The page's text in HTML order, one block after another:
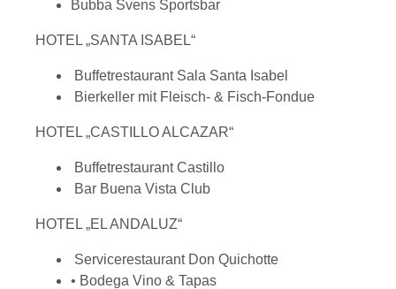
Bubba Svens Sportsbar
HOTEL „SANTA ISABEL“
Buffetrestaurant Sala Santa Isabel
Bierkeller mit Fleisch- & Fisch-Fondue
HOTEL „CASTILLO ALCAZAR“
Buffetrestaurant Castillo
Bar Buena Vista Club
HOTEL „EL ANDALUZ“
Servicerestaurant Don Quichotte
• Bodega Vino & Tapas